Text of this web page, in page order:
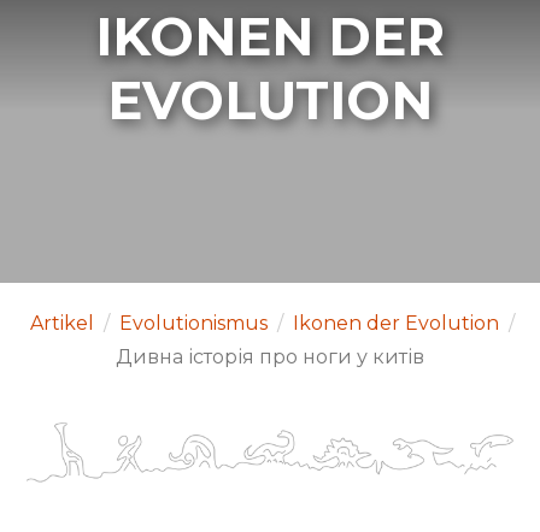
IKONEN DER
EVOLUTION
Artikel / Evolutionismus / Ikonen der Evolution /
Дивна історія про ноги у китів